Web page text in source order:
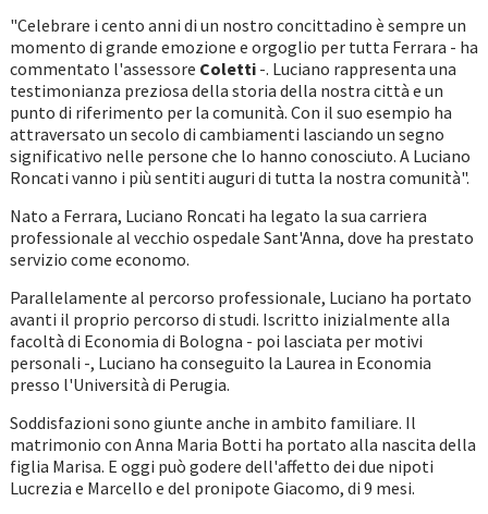
"Celebrare i cento anni di un nostro concittadino è sempre un
momento di grande emozione e orgoglio per tutta Ferrara - ha
commentato l'assessore Coletti-. Luciano rappresenta una
testimonianza preziosa della storia della nostra città e un
punto di riferimento per la comunità. Con il suo esempio ha
attraversato un secolo di cambiamenti lasciando un segno
significativo nelle persone che lo hanno conosciuto. A Luciano
Roncati vanno i più sentiti auguri di tutta la nostra comunità".
Nato a Ferrara, Luciano Roncati ha legato la sua carriera
professionale al vecchio ospedale Sant'Anna, dove ha prestato
servizio come economo.
Parallelamente al percorso professionale, Luciano ha portato
avanti il proprio percorso di studi. Iscritto inizialmente alla
facoltà di Economia di Bologna - poi lasciata per motivi
personali -, Luciano ha conseguito la Laurea in Economia
presso l'Università di Perugia.
Soddisfazioni sono giunte anche in ambito familiare. Il
matrimonio con Anna Maria Botti ha portato alla nascita della
figlia Marisa. E oggi può godere dell'affetto dei due nipoti
Lucrezia e Marcello e del pronipote Giacomo, di 9 mesi.